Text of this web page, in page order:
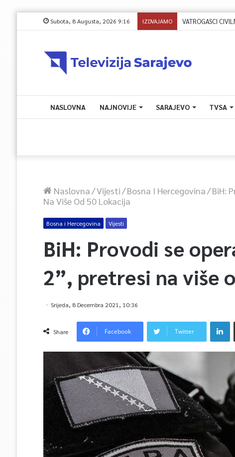
Subota, 8 Augusta, 2026 9:16 IZDVAJAMOVATROGASCI
NASLOVNA NAJNOVIJE SARAJEVO TVSA
Naslovna/Vijesti/Bosna I Hercegovina/BiH:
Na Više Od 50 Lokacija
Bosna i Hercegovina Vijesti
BiH: Provodi se
2”, pretresi na više
Srijeda, 8 Decembra 2021, 10:36
Share Facebook Twitter